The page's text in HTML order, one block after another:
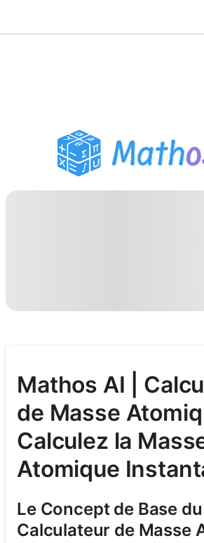
Assistant Devoirs PDF
Outils d'étude
Mathos AI |
de Masse
Calculez la
Atomique
Le Concept de Base du
Calculateur de Masse